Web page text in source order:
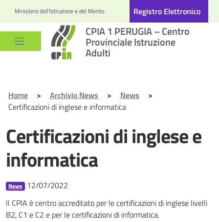
Ministero dell'Istruzione e del Merito Registro Elettronico
CPIA 1 PERUGIA – Centro
Provinciale Istruzione
Adulti
Home > Archivio News > News
>
Certificazioni di inglese e informatica
Certificazioni di inglese e
informatica
News 12/07/2022
Il CPIA è centro accreditato per le certificazioni di inglese livelli
B2, C1 e C2 e per le certificazioni di informatica.